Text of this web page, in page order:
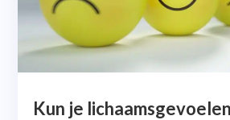
Kun je